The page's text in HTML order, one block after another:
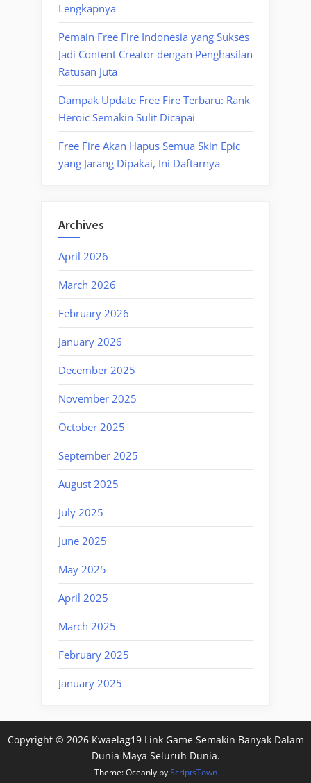
Lengkapnya
Pemain Free Fire Indonesia yang Sukses
Jadi Content Creator dengan Penghasilan
Ratusan Juta
Dampak Update Free Fire Terbaru: Rank
Heroic Semakin Sulit Dicapai
Free Fire Akan Hapus Semua Skin Epic
yang Jarang Dipakai, Ini Daftarnya
Archives
April 2026
March 2026
February 2026
January 2026
December 2025
November 2025
October 2025
September 2025
August 2025
July 2025
June 2025
May 2025
April 2025
March 2025
February 2025
January 2025
Copyright © 2026 Kwaelag19 Link Game Semakin Banyak Dalam
Dunia Maya Seluruh Dunia.
Theme: Oceanly byScriptsTown